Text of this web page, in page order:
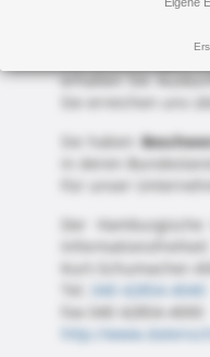
Bei allen Fragen
erhalten Sie
Sie erreichen uns
Sie haben
in deren
Für unser
Der
Informationsfreiheit
Kurt-Schumacher-
Tel.
040 42854-4040
Fax 040 42854-4000
http://